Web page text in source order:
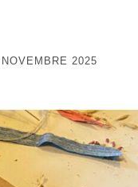
2025